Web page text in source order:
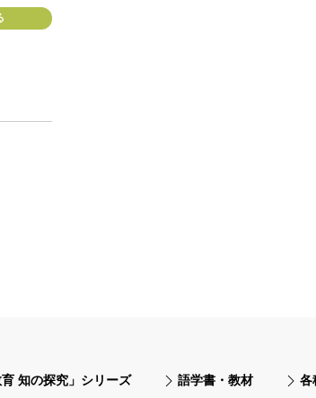
育 知の探究」シリーズ 語学書・教材
各